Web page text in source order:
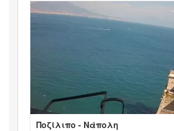
Ποζίλιπο - Νάπολη